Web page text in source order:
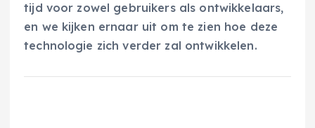
tijd voor zowel gebruikers als ontwikkelaars,
en we kijken ernaar uit om te zien hoe deze
technologie zich verder zal ontwikkelen.